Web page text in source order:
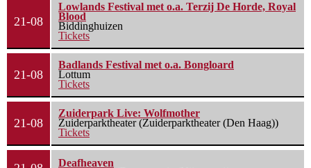
21-08
Lowlands Festival met o.a. Terzij De Horde, Royal
Blood
Biddinghuizen
Tickets
21-08
Badlands Festival met o.a. Bongloard
Lottum
Tickets
21-08
Zuiderpark Live: Wolfmother
Zuiderparktheater (Zuiderparktheater (Den Haag))
Tickets
Deafheaven